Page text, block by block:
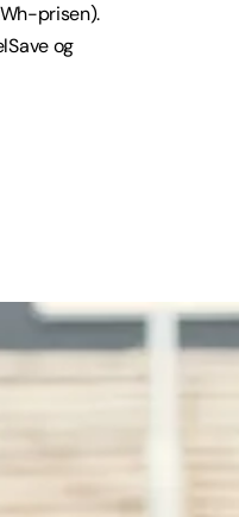
prisen).
og